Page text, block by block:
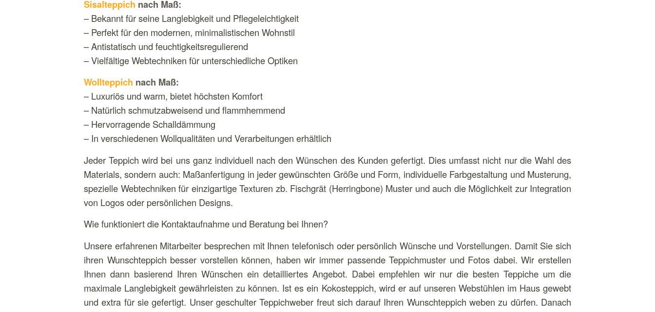
Sisalteppich nach Maß:
– Bekannt für seine Langlebigkeit und Pflegeleichtigkeit
– Perfekt für den modernen, minimalistischen Wohnstil
– Antistatisch und feuchtigkeitsregulierend
– Vielfältige Webtechniken für unterschiedliche Optiken
Wollteppich nach Maß:
– Luxuriös und warm, bietet höchsten Komfort
– Natürlich schmutzabweisend und flammhemmend
– Hervorragende Schalldämmung
– In verschiedenen Wollqualitäten und Verarbeitungen erhältlich
Jeder Teppich wird bei uns ganz individuell nach den Wünschen des Kunden gefertigt. Dies umfasst nicht nur die Wahl des
Materials, sondern auch: Maßanfertigung in jeder gewünschten Größe und Form, individuelle Farbgestaltung und Musterung,
spezielle Webtechniken für einzigartige Texturen zb. Fischgrät (Herringbone) Muster und auch die Möglichkeit zur Integration
von Logos oder persönlichen Designs.
Wie funktioniert die Kontaktaufnahme und Beratung bei Ihnen?
Unsere erfahrenen Mitarbeiter besprechen mit Ihnen telefonisch oder persönlich Wünsche und Vorstellungen. Damit Sie sich
ihren Wunschteppich besser vorstellen können, haben wir immer passende Teppichmuster und Fotos dabei. Wir erstellen
Ihnen dann basierend Ihren Wünschen ein detailliertes Angebot. Dabei empfehlen wir nur die besten Teppiche um die
maximale Langlebigkeit gewährleisten zu können. Ist es ein Kokosteppich, wird er auf unseren Webstühlen im Haus gewebt
und extra für sie gefertigt. Unser geschulter Teppichweber freut sich darauf Ihren Wunschteppich weben zu dürfen. Danach